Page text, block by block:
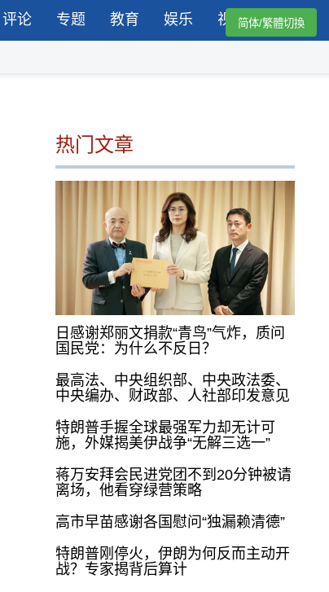
评论 专题 教育 娱乐 视频简体/繁體切換
热门文章
日感谢郑丽文捐款“青鸟”气炸，质问
国民党：为什么不反日？
最高法、中央组织部、中央政法委、
中央编办、财政部、人社部印发意见
特朗普手握全球最强军力却无计可
施，外媒揭美伊战争“无解三选一”
蒋万安拜会民进党团不到20分钟被请
离场，他看穿绿营策略
高市早苗感谢各国慰问“独漏赖清德”
特朗普刚停火，伊朗为何反而主动开
战？专家揭背后算计